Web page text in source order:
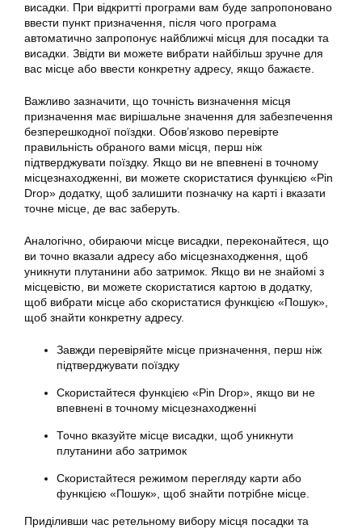
висадки. При відкритті програми вам буде запропоновано
ввести пункт призначення, після чого програма
автоматично запропонує найближчі місця для посадки та
висадки. Звідти ви можете вибрати найбільш зручне для
вас місце або ввести конкретну адресу, якщо бажаєте.
Важливо зазначити, що точність визначення місця
призначення має вирішальне значення для забезпечення
безперешкодної поїздки. Обов’язково перевірте
правильність обраного вами місця, перш ніж
підтверджувати поїздку. Якщо ви не впевнені в точному
місцезнаходженні, ви можете скористатися функцією «Pin
Drop» додатку, щоб залишити позначку на карті і вказати
точне місце, де вас заберуть.
Аналогічно, обираючи місце висадки, переконайтеся, що
ви точно вказали адресу або місцезнаходження, щоб
уникнути плутанини або затримок. Якщо ви не знайомі з
місцевістю, ви можете скористатися картою в додатку,
щоб вибрати місце або скористатися функцією «Пошук»,
щоб знайти конкретну адресу.
Завжди перевіряйте місце призначення, перш ніж
підтверджувати поїздку
Скористайтеся функцією «Pin Drop», якщо ви не
впевнені в точному місцезнаходженні
Точно вказуйте місце висадки, щоб уникнути
плутанини або затримок
Скористайтеся режимом перегляду карти або
функцією «Пошук», щоб знайти потрібне місце.
Приділивши час ретельному вибору місця посадки та